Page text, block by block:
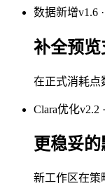
数据新增v1.6
补全预览
在正式消耗点
Clara优化v2.2
更稳妥
新工作区在策